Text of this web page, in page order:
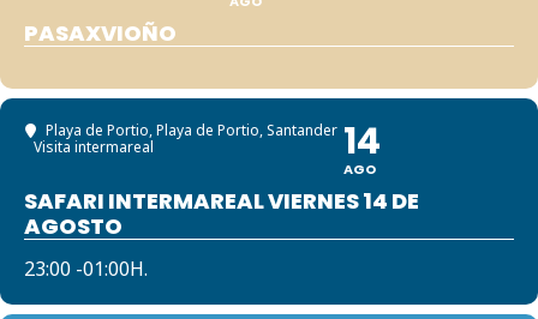
PASAXVIOÑO
Playa de Portio, Playa de Portio, Santander
Visita intermareal
14
AGO
SAFARI INTERMAREAL VIERNES 14 DE
AGOSTO
23:00 -01:00H.